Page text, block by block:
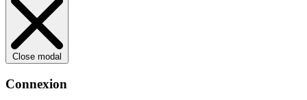
Close modal
Connexion